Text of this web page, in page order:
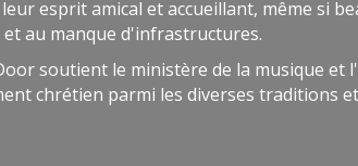
esprit amical et accueillant, même si
au manque d'infrastructures.
soutient le ministère de la musique et
chrétien parmi les diverses traditions